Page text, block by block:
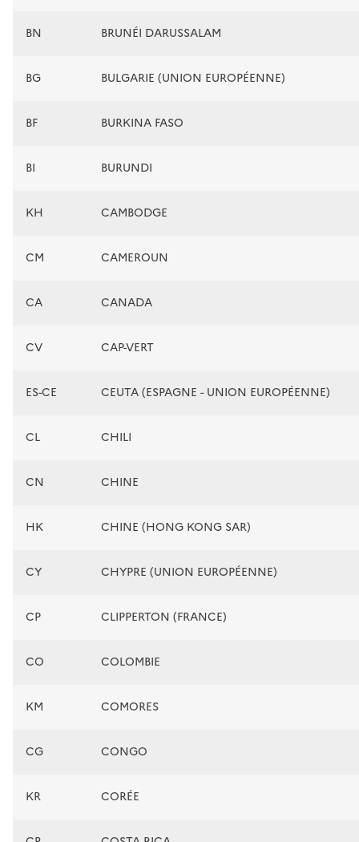
BN BRUNÉI DARUSSALAM
BG BULGARIE (UNION EUROPÉENNE)
BF BURKINA FASO
BI BURUNDI
KH CAMBODGE
CM CAMEROUN
CA CANADA
CV CAP-VERT
ES-CE CEUTA (ESPAGNE - UNION EUROPÉENNE)
CL CHILI
CN CHINE
HK CHINE (HONG KONG SAR)
CY CHYPRE (UNION EUROPÉENNE)
CP CLIPPERTON (FRANCE)
CO COLOMBIE
KM COMORES
CG CONGO
KR CORÉE